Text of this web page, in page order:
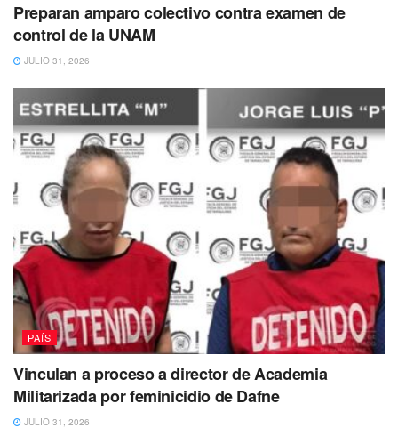
Preparan amparo colectivo contra examen de
control de la UNAM
JULIO 31, 2026
PAÍS
Vinculan a proceso a director de Academia
Militarizada por feminicidio de Dafne
JULIO 31, 2026